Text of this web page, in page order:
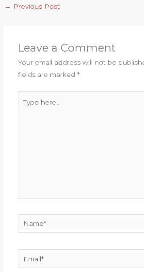
← Previous Post
Leave a Comment
Your email address will not be
fields are marked *
here..